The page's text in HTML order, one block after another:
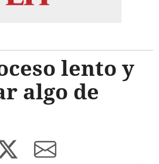
lento y
algo de